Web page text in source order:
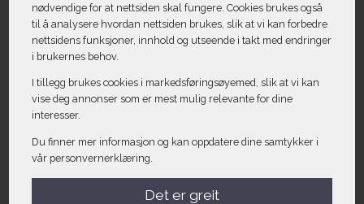
nødvendige for at nettsiden skal fungere. Cookies brukes også
til å analysere hvordan nettsiden brukes, slik at vi kan forbedre
nettsidens funksjoner, innhold og utseende i takt med endringer
i brukernes behov.
I tillegg brukes cookies i markedsførings­øyemed, slik at vi kan
vise deg annonser som er mest mulig relevante for dine
interesser.
Du finner mer informasjon og kan oppdatere dine samtykker i
vår personvernerklæring.
Det er greit